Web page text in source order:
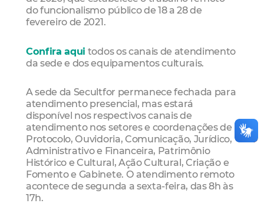
do funcionalismo público de 18 a 28 de
fevereiro de 2021.
Confira aqui todos os canais de atendimento
da sede e dos equipamentos culturais.
A sede da Secultfor permanece fechada para
atendimento presencial, mas estará
disponível nos respectivos canais de
atendimento nos setores e coordenações de
Protocolo, Ouvidoria, Comunicação, Jurídico,
Administrativo e Financeira, Patrimônio
Histórico e Cultural, Ação Cultural, Criação e
Fomento e Gabinete. O atendimento remoto
acontece de segunda a sexta-feira, das 8h às
17h.